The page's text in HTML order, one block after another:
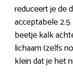
reduceert je de
acceptabele
beetje kalk
lichaam (zelfs
klein dat je het